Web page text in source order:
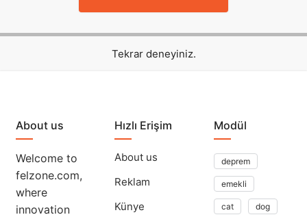
Tekrar deneyiniz.
About us
Welcome to
felzone.com,
where
innovation
Hızlı Erişim
About us
Reklam
Künye
Modül
deprem
emekli
cat dog